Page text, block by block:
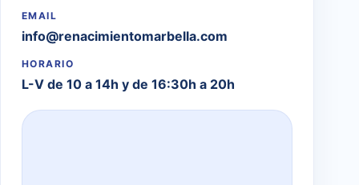
EMAIL
info@renacimientomarbella.com
HORARIO
L-V de 10 a 14h y de 16:30h a 20h